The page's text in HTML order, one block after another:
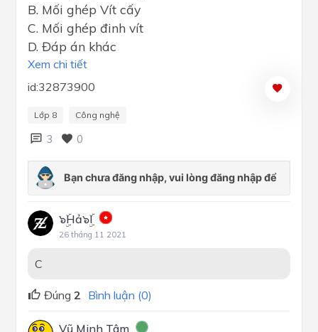
B. Mối ghép Vít cấy
C. Mối ghép đinh vít
D. Đáp án khác
Xem chi tiết
id:32873900
Lớp 8 Công nghệ
3 0
๖ۣۜHả๖ۣۜI
26 tháng 11 2021
C
Đúng 2 Bình luận (0)
Vũ Minh Tâm